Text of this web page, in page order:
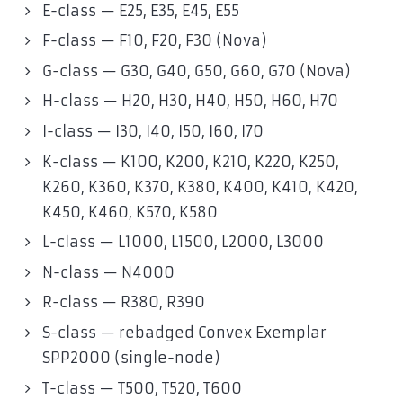
E-class — E25, E35, E45, E55
F-class — F10, F20, F30 (Nova)
G-class — G30, G40, G50, G60, G70 (Nova)
H-class — H20, H30, H40, H50, H60, H70
I-class — I30, I40, I50, I60, I70
K-class — K100, K200, K210, K220, K250,
K260, K360, K370, K380, K400, K410, K420,
K450, K460, K570, K580
L-class — L1000, L1500, L2000, L3000
N-class — N4000
R-class — R380, R390
S-class — rebadged Convex Exemplar
SPP2000 (single-node)
T-class — T500, T520, T600